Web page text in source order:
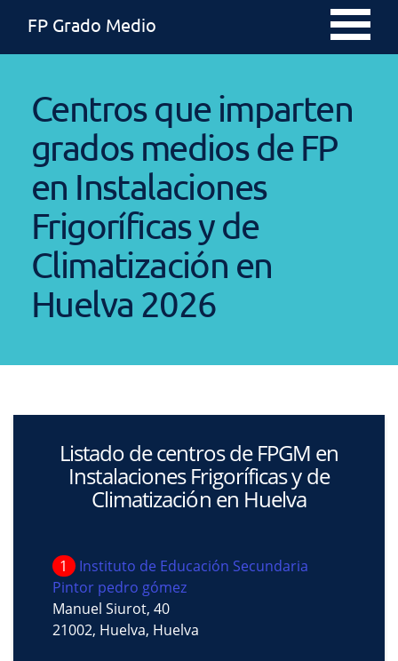
FP Grado Medio
Centros que imparten
grados medios de FP
en Instalaciones
Frigoríficas y de
Climatización en
Huelva 2026
Listado de centros de FPGM en
Instalaciones Frigoríficas y de
Climatización en Huelva
1
Instituto de Educación Secundaria
Pintor pedro gómez
Manuel Siurot, 40
21002, Huelva, Huelva